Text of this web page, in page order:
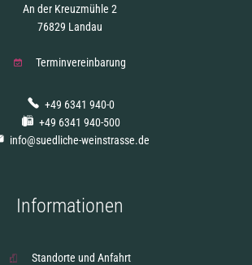
An der Kreuzmühle 2
76829 Landau
Terminvereinbarung
+49 6341 940-0
+49 6341 940-500
info@suedliche-weinstrasse.de
Informationen
Standorte und Anfahrt